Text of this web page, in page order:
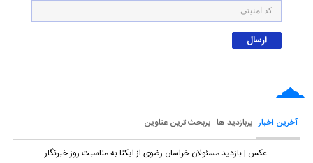
آخرین اخبار پربازدید ها پربحث ترین عناوین
عکس | بازدید مسئولان خراسان رضوی از ایکنا به مناسبت روز خبرنگار